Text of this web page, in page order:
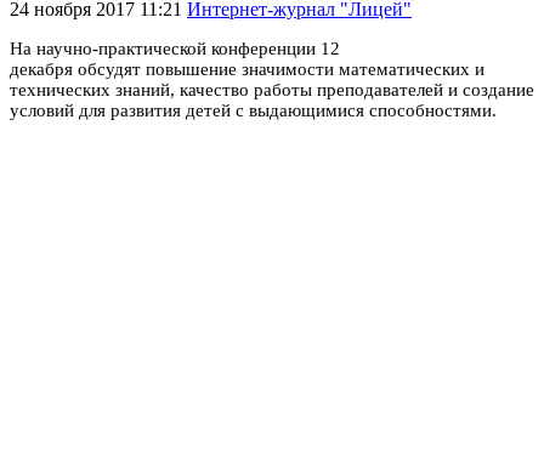
24 ноября 2017 11:21 Интернет-журнал "Лицей"
На научно-практической конференции 12
декабря обсудят повышение значимости математических и
технических знаний, качество работы преподавателей и создание
условий для развития детей с выдающимися способностями.